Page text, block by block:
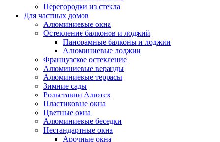
Перегородки из стекла
Для частных домов
Алюминиевые окна
Остекление балконов и лоджий
Панорамные балконы и лоджии
Алюминиевые лоджии
Французское остекление
Алюминиевые веранды
Алюминиевые террасы
Зимние сады
Рольставни Алютех
Пластиковые окна
Цветные окна
Алюминиевые беседки
Нестандартные окна
Арочные окна